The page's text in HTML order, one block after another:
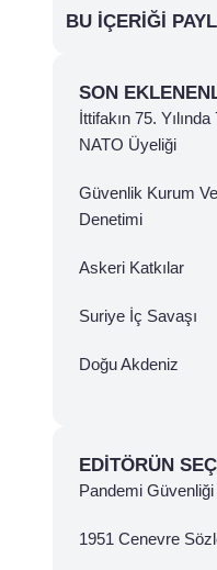
BU İÇERIĞI
SON
İttifakın 75.
NATO Üyeliği
Güvenlik Kurum
Denetimi
Askeri Katkılar
Suriye İç Savaşı
Doğu Akdeniz
EDITÖRÜN
Pandemi Güvenliği
1951 Cenevre